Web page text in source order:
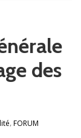
des
,FORUM